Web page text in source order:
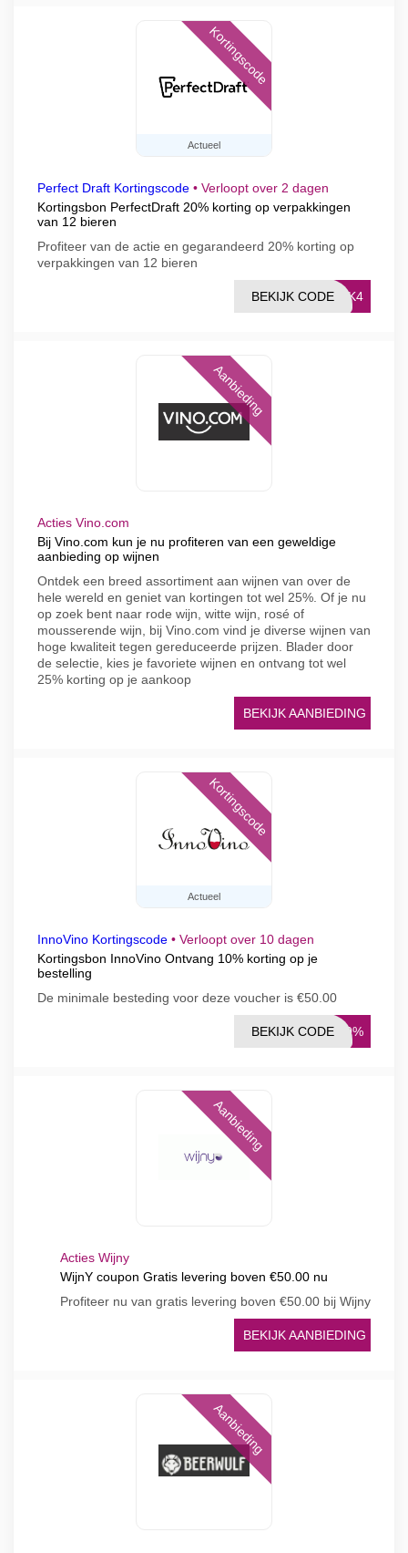
Actueel
Kortingscode
Perfect Draft Kortingscode • Verloopt over 2 dagen
Kortingsbon PerfectDraft 20% korting op verpakkingen
van 12 bieren
Profiteer van de actie en gegarandeerd 20% korting op
verpakkingen van 12 bieren
ACK4
BEKIJK CODE
Aanbieding
Acties Vino.com
Bij Vino.com kun je nu profiteren van een geweldige
aanbieding op wijnen
Ontdek een breed assortiment aan wijnen van over de
hele wereld en geniet van kortingen tot wel 25%. Of je nu
op zoek bent naar rode wijn, witte wijn, rosé of
mousserende wijn, bij Vino.com vind je diverse wijnen van
hoge kwaliteit tegen gereduceerde prijzen. Blader door
de selectie, kies je favoriete wijnen en ontvang tot wel
25% korting op je aankoop
BEKIJK AANBIEDING
Actueel
Kortingscode
InnoVino Kortingscode • Verloopt over 10 dagen
Kortingsbon InnoVino Ontvang 10% korting op je
bestelling
De minimale besteding voor deze voucher is €50.00
O10%
BEKIJK CODE
Aanbieding
Acties Wijny
WijnY coupon Gratis levering boven €50.00 nu
Profiteer nu van gratis levering boven €50.00 bij Wijny
BEKIJK AANBIEDING
Aanbieding